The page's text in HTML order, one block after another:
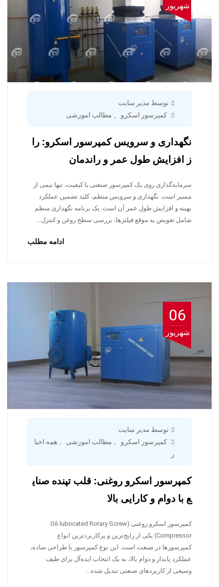
شهریور
توسط مدیر سایت
کمپرسور اسکرو
مطالب اموزشی
نگهداری و سرویس کمپرسور اسکرو: را
ز افزایش طول عمر و راندمان
سرمایه‌گذاری روی یک کمپرسور صنعتی با کیفیت، تنها نیمی از
مسیر است. نگهداری و سرویس منظم، کلید تضمین عملکرد
بهینه و افزایش طول عمر آن است. یک برنامه نگهداری منظم
شامل تعویض به موقع فیلترها، بررسی سطح روغن و کنترل…
ادامه مطلب
06
شهریور
توسط مدیر سایت
کمپرسور اسکرو
, مطالب اموزشی , همه اخبا
ر
کمپرسور اسکرو روغنی: قلب تپنده صنای
ع با دوام و کارایی بالا
کمپرسور اسکرو روغنی (Oil-lubricated Rotary Screw
Compressor) یکی از رایج‌ترین و پرکاربردترین انواع
کمپرسورها در صنعت است. این نوع کمپرسور با طراحی ساده،
عملکرد پایدار و دوام بالا، به یک انتخاب ایده‌آل برای طیف
وسیعی از کاربردهای صنعتی تبدیل شده…